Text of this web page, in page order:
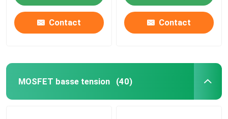
Contact Contact
MOSFET basse tension (40)